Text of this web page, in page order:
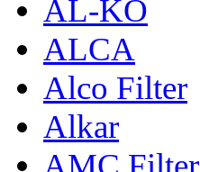
AL-KO
ALCA
Alco Filter
Alkar